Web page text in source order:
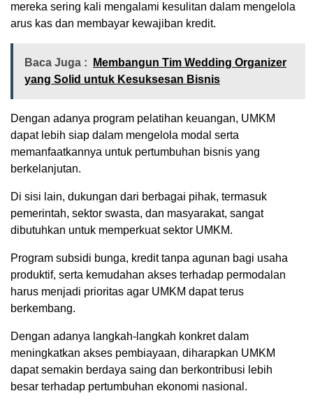
mereka sering kali mengalami kesulitan dalam mengelola
arus kas dan membayar kewajiban kredit.
Baca Juga :
Membangun Tim Wedding Organizer
yang Solid untuk Kesuksesan Bisnis
Dengan adanya program pelatihan keuangan, UMKM
dapat lebih siap dalam mengelola modal serta
memanfaatkannya untuk pertumbuhan bisnis yang
berkelanjutan.
Di sisi lain, dukungan dari berbagai pihak, termasuk
pemerintah, sektor swasta, dan masyarakat, sangat
dibutuhkan untuk memperkuat sektor UMKM.
Program subsidi bunga, kredit tanpa agunan bagi usaha
produktif, serta kemudahan akses terhadap permodalan
harus menjadi prioritas agar UMKM dapat terus
berkembang.
Dengan adanya langkah-langkah konkret dalam
meningkatkan akses pembiayaan, diharapkan UMKM
dapat semakin berdaya saing dan berkontribusi lebih
besar terhadap pertumbuhan ekonomi nasional.